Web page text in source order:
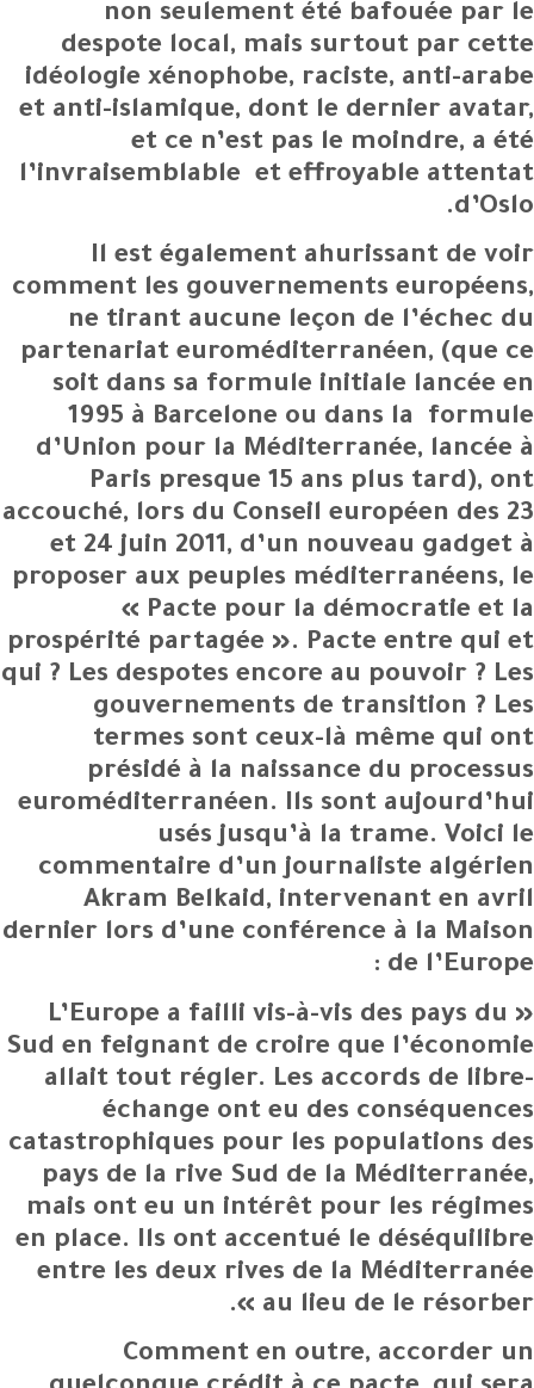
non seulement été bafouée par le
despote local, mais surtout par cette
idéologie xénophobe, raciste, anti-arabe
et anti-islamique, dont le dernier avatar,
et ce n’est pas le moindre, a été
l’invraisemblable et effroyable attentat
d’Oslo.
Il est également ahurissant de voir
comment les gouvernements européens,
ne tirant aucune leçon de l’échec du
partenariat euroméditerranéen, (que ce
soit dans sa formule initiale lancée en
1995 à Barcelone ou dans la formule
d’Union pour la Méditerranée, lancée à
Paris presque 15 ans plus tard), ont
accouché, lors du Conseil européen des 23
et 24 juin 2011, d’un nouveau gadget à
proposer aux peuples méditerranéens, le
« Pacte pour la démocratie et la
prospérité partagée ». Pacte entre qui et
qui ? Les despotes encore au pouvoir ? Les
gouvernements de transition ? Les
termes sont ceux-là même qui ont
présidé à la naissance du processus
euroméditerranéen. Ils sont aujourd’hui
usés jusqu’à la trame. Voici le
commentaire d’un journaliste algérien
Akram Belkaid, intervenant en avril
dernier lors d’une conférence à la Maison
de l’Europe :
« L’Europe a failli vis-à-vis des pays du
Sud en feignant de croire que l’économie
allait tout régler. Les accords de libre-
échange ont eu des conséquences
catastrophiques pour les populations des
pays de la rive Sud de la Méditerranée,
mais ont eu un intérêt pour les régimes
en place. Ils ont accentué le déséquilibre
entre les deux rives de la Méditerranée
au lieu de le résorber ».
Comment en outre, accorder un